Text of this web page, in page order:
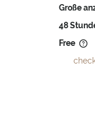
Große
48
Free